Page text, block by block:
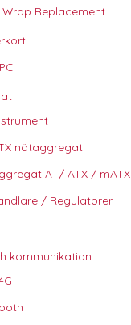
Wrap Replacement
nätaggregat
AT/ ATX / mATX
/ Regulatorer
kommunikation